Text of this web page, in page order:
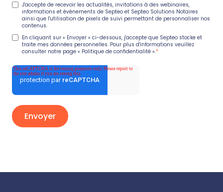
J'accepte de recevoir les actualités, invitations à des webinaires,
informations et événements de Septeo et Septeo Solutions Notaires
ainsi que l'utilisation de pixels de suivi permettant de personnaliser nos
contenus.
En cliquant sur « Envoyer » ci-dessous, j'accepte que Septeo stocke et
traite mes données personnelles. Pour plus d'informations veuillez
consulter notre page « Politique de confidentialité ».*